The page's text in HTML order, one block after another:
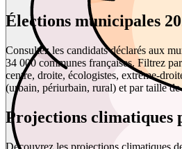
Élections municipales
Consultez les candidats déclarés aux
34 000 communes françaises. Filtrez
centre, droite, écologistes, extrême-
(urbain, périurbain, rural) et par taille de
Projections climatiques
Découvrez les projections climatiques